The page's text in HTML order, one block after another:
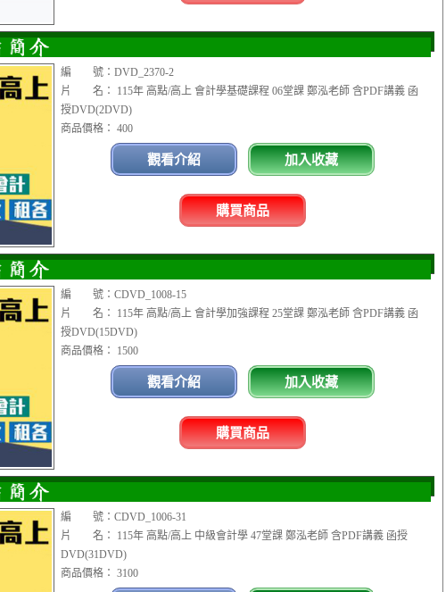
編 號：DVD_2370-2
片 名： 115年 高點/高上 會計學基礎課程 06堂課 鄭泓老師 含PDF講義 函
授DVD(2DVD)
商品價格： 400
觀看介紹 加入收藏
購買商品
編 號：CDVD_1008-15
片 名： 115年 高點/高上 會計學加強課程 25堂課 鄭泓老師 含PDF講義 函
授DVD(15DVD)
商品價格： 1500
觀看介紹 加入收藏
購買商品
編 號：CDVD_1006-31
片 名： 115年 高點/高上 中級會計學 47堂課 鄭泓老師 含PDF講義 函授
DVD(31DVD)
商品價格： 3100